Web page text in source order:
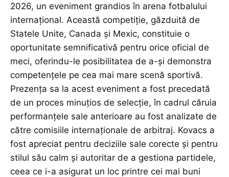
2026, un eveniment grandios în arena fotbalului
internațional. Această competiție, găzduită de
Statele Unite, Canada și Mexic, constituie o
oportunitate semnificativă pentru orice oficial de
meci, oferindu-le posibilitatea de a-și demonstra
competențele pe cea mai mare scenă sportivă.
Prezența sa la acest eveniment a fost precedată
de un proces minuțios de selecție, în cadrul căruia
performanțele sale anterioare au fost analizate de
către comisiile internaționale de arbitraj. Kovacs a
fost apreciat pentru deciziile sale corecte și pentru
stilul său calm și autoritar de a gestiona partidele,
ceea ce i-a asigurat un loc printre cei mai buni